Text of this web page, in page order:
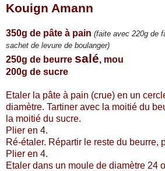
Kouign Amann
350g de pâte à pain (faite avec 220g de
sachet de levure de boulanger)
250g de beurre salé, mou
200g de sucre
Etaler la pâte à pain (crue) en un
diamètre. Tartiner avec la moitié du
la moitié du sucre.
Plier en 4.
Ré-étaler. Répartir le reste du beurre,
Plier en 4.
Etaler dans un moule de diamètre 24